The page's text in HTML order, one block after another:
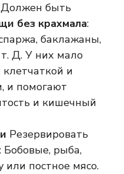
Должен быть
без крахмала:
баклажаны,
Д. У них мало
и
и помогают
и кишечный
Резервировать
: Бобовые, рыба,
постное мясо.